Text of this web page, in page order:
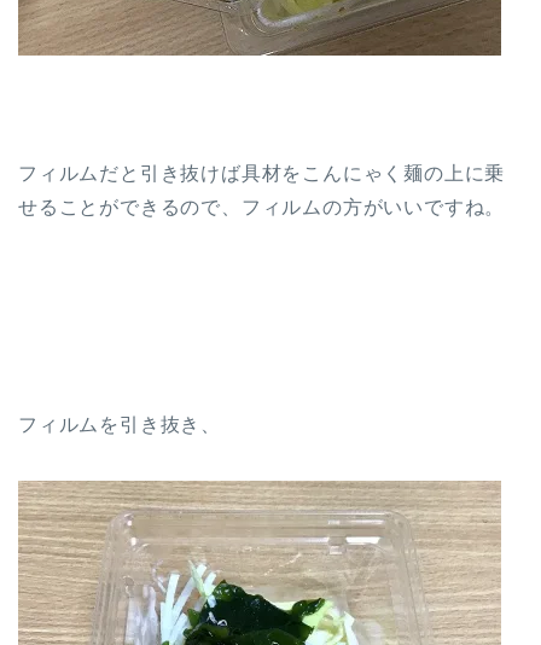
フィルムだと引き抜けば具材をこんにゃく麺の上に乗
せることができるので、フィルムの方がいいですね。
フィルムを引き抜き、